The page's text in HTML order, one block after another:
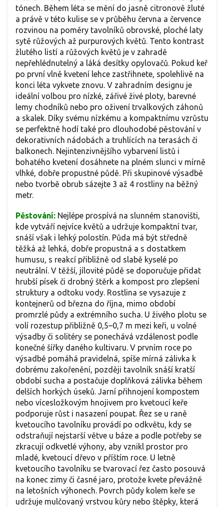
tónech. Během léta se mění do jasně citronově žluté
a právě v této kulise se v průběhu června a července
rozvinou na poměry tavolníků obrovské, ploché laty
sytě růžových až purpurových květů. Tento kontrast
žlutého listí a růžových květů je v zahradě
nepřehlédnutelný a láká desítky opylovačů. Pokud keř
po první vlně kvetení lehce zastřihnete, spolehlivě na
konci léta vykvete znovu. V zahradním designu je
ideální volbou pro nízké, zářivé živé ploty, barevné
lemy chodníků nebo pro oživení trvalkových záhonů
a skalek. Díky svému nízkému a kompaktnímu vzrůstu
se perfektně hodí také pro dlouhodobé pěstování v
dekorativních nádobách a truhlících na terasách či
balkonech. Nejintenzivnějšího vybarvení listů i
bohatého kvetení dosáhnete na plném slunci v mírně
vlhké, dobře propustné půdě. Při skupinové výsadbě
nebo tvorbě obrub sázejte 3 až 4 rostliny na běžný
metr.
Pěstování: Nejlépe prospívá na slunném stanovišti,
kde vytváří nejvíce květů a udržuje kompaktní tvar,
snáší však i lehký polostín. Půda má být středně
těžká až lehká, dobře propustná a s dostatkem
humusu, s reakcí přibližně od slabě kyselé po
neutrální. V těžší, jílovité půdě se doporučuje přidat
hrubší písek či drobný štěrk a kompost pro zlepšení
struktury a odtoku vody. Rostlina se vysazuje z
kontejnerů od března do října, mimo období
promrzlé půdy a extrémního sucha. U živého plotu se
volí rozestup přibližně 0,5–0,7 m mezi keři, u volné
výsadby či solitéry se ponechává vzdálenost podle
konečné šířky daného kultivaru. V prvním roce po
výsadbě pomáhá pravidelná, spíše mírná zálivka k
dobrému zakořenění, později tavolník snáší kratší
období sucha a postačuje doplňková zálivka během
delších horkých úseků. Jarní přihnojení kompostem
nebo vícesložkovým hnojivem pro kvetoucí keře
podporuje růst i nasazení poupat. Řez se u raně
kvetoucího tavolníku provádí po odkvětu, kdy se
odstraňují nejstarší větve u báze a podle potřeby se
zkracují odkvetlé výhony, aby vznikl prostor pro
mladé, kvetoucí dřevo v příštím roce. U letně
kvetoucího tavolníku se tvarovací řez často posouvá
na konec zimy či časné jaro, protože kvete převážně
na letošních výhonech. Povrch půdy kolem keře se
udržuje mulčovaný vrstvou kůry nebo štěpky, která